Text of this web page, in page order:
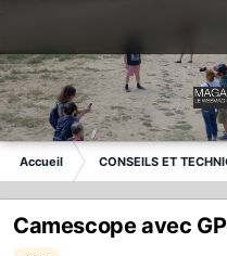
Accueil CONSEILS ET
Camescope avec